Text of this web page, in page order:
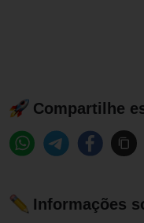
Compartilhe
Informações